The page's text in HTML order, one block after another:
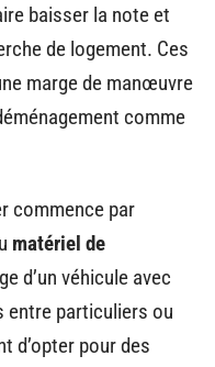
baisser la note et
de logement. Ces
marge de manœuvre
comme
commence par
matériel de
d’un véhicule avec
entre particuliers ou
d’opter pour des